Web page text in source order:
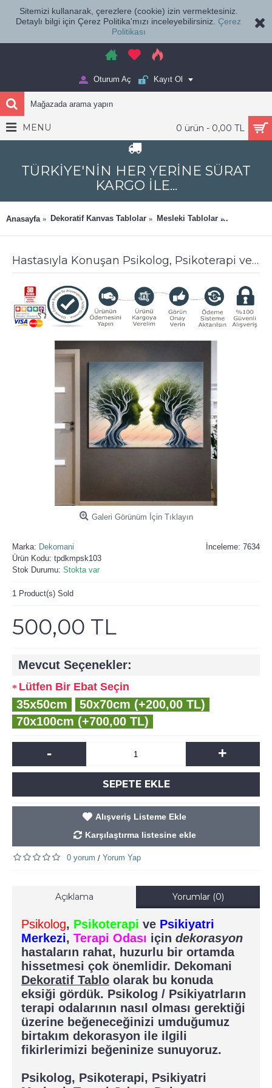
Sitemizi kullanarak, çerezlere (cookie) izin vermektesiniz.
Detaylı bilgi için Çerez Politika'mızı inceleyebilirsiniz. Çerez
Politikası
Oturum Aç Kayıt Ol
0 ürün - 0,00 TL
MENU
TÜRKİYE'NİN HER YERİNE SÜRAT
KARGO İLE...
Anasayfa Dekoratif Kanvas Tablolar Mesleki Tablolar
Hastasıyla Konuşan Psikolog, Psikoterapi ve Psikiyatri Merkezi, Terapi Odası Tablosu psk103
Galeri Görünüm İçin Tıklayın
İnceleme: 7634
Marka: Dekomani
Ürün Kodu: tpdkmpsk103
Stok Durumu: Stokta var
1 Product(s) Sold
500,00 TL
Mevcut Seçenekler:
Lütfen Bir Ebat Seçin
35x50cm
50x70cm (+200,00 TL)
70x100cm (+700,00 TL)
- +
SEPETE EKLE
Alışveriş Listeme Ekle
Karşılaştırma listesine ekle
0 yorum / Yorum Yap
Açıklama Yorumlar (0)
Psikolog, Psikoterapi ve Psikiyatri
Merkezi, Terapi Odası için dekorasyon
hastaların rahat, huzurlu bir ortamda
hissetmesi çok önemlidir. Dekomani
Dekoratif Tablo olarak bu konuda
eksiği gördük. Psikolog / Psikiyatrların
terapi odalarının nasıl olması gerektiği
üzerine beğeneceğinizi umduğumuz
birtakım dekorasyon ile ilgili
fikirlerimizi beğeninize sunuyoruz.
Psikolog, Psikoterapi, Psikiyatri